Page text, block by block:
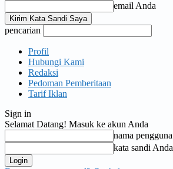
email Anda
pencarian
Profil
Hubungi Kami
Redaksi
Pedoman Pemberitaan
Tarif Iklan
Sign in
Selamat Datang! Masuk ke akun Anda
nama pengguna
kata sandi Anda